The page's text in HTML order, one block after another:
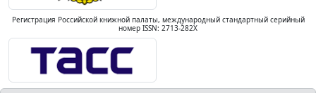
Регистрация Российской книжной палаты, международный стандартный серийный
номер ISSN: 2713-282X